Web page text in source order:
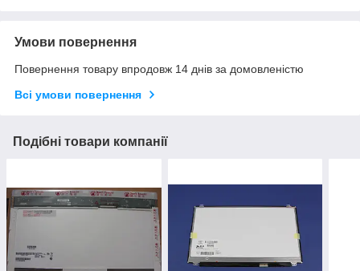
Умови повернення
Повернення товару впродовж 14 днів за домовленістю
Всі умови повернення
Подібні товари компанії